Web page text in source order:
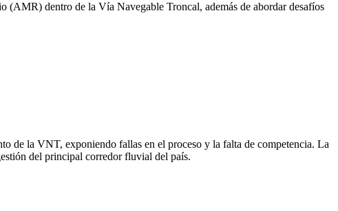
(AMR) dentro de la Vía Navegable Troncal, además de abordar desafíos
de la VNT, exponiendo fallas en el proceso y la falta de competencia. La
del principal corredor fluvial del país.